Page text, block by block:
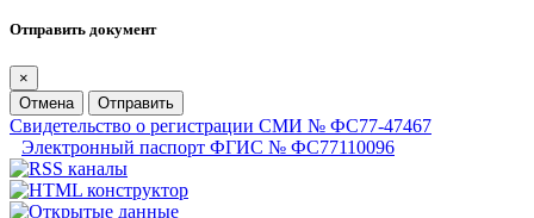
Отправить документ
×
Отмена
Отправить
Свидетельство о регистрации СМИ № ФС77-47467
Электронный паспорт ФГИС № ФС77110096